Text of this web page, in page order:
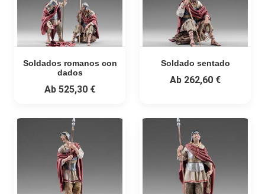
Soldados romanos con
dados
Ab 525,30 €
Soldado sentado
Ab 262,60 €